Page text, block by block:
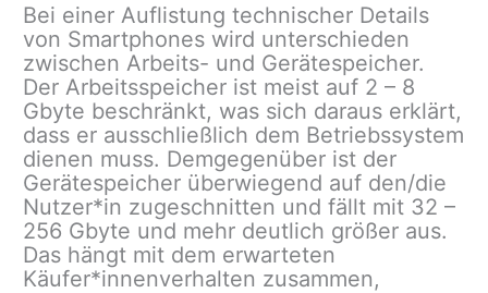
Bei einer Auflistung technischer Details
von Smartphones wird unterschieden
zwischen Arbeits- und Gerätespeicher.
Der Arbeitsspeicher ist meist auf 2 – 8
Gbyte beschränkt, was sich daraus erklärt,
dass er ausschließlich dem Betriebssystem
dienen muss. Demgegenüber ist der
Gerätespeicher überwiegend auf den/die
Nutzer*in zugeschnitten und fällt mit 32 –
256 Gbyte und mehr deutlich größer aus.
Das hängt mit dem erwarteten
Käufer*innenverhalten zusammen,